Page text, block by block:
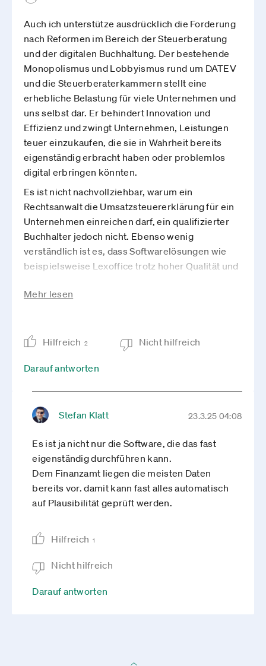
Auch ich unterstütze ausdrücklich die Forderung
nach Reformen im Bereich der Steuerberatung
und der digitalen Buchhaltung. Der bestehende
Monopolismus und Lobbyismus rund um DATEV
und die Steuerberaterkammern stellt eine
erhebliche Belastung für viele Unternehmen und
uns selbst dar. Er behindert Innovation und
Effizienz und zwingt Unternehmen, Leistungen
teuer einzukaufen, die sie in Wahrheit bereits
eigenständig erbracht haben oder problemlos
digital erbringen könnten.
Es ist nicht nachvollziehbar, warum ein
Rechtsanwalt die Umsatzsteuererklärung für ein
Unternehmen einreichen darf, ein qualifizierter
Buchhalter jedoch nicht. Ebenso wenig
verständlich ist es, dass Softwarelösungen wie
beispielsweise Lexoffice trotz hoher Qualität und
eine E-Bilanz direkt an das Finanzamt zu
Software 99 % ihrer Buchhaltung eigenständig
nochmals tausende Euro an Steuerberater zu
zahlen und mehrere Monate auf den Abschluss zu
warten. Das verursacht nicht nur finanzielle
Mehrbelastungen, sondern auch eine unnötige
Finanzämtern.
Die Politik muss hier endlich aktiv werden,
digitale Lösungen konsequent ermöglichen und
Unternehmer sowie Unternehmen deutlich
Mehr lesen
Hilfreich 2 Nicht hilfreich
Darauf antworten
Stefan Klatt 23.3.25 04:08
Es ist ja nicht nur die Software, die das fast
eigenständig durchführen kann.
Dem Finanzamt liegen die meisten Daten
bereits vor. damit kann fast alles automatisch
auf Plausibilität geprüft werden.
Hilfreich 1
Nicht hilfreich
Darauf antworten